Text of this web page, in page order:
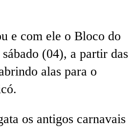
e com ele o Bloco do
(04), a partir das
alas para o
os antigos carnavais